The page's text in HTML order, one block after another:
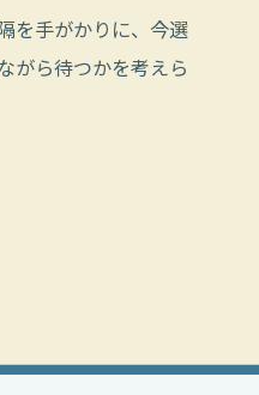
を手がかりに、今選
がら待つかを考えら